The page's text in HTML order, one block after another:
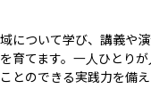
について学び、講義や
育てます。一人ひとり
とのできる実践力を備